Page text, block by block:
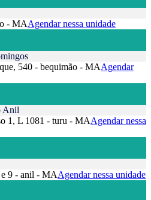
- MAAgendar nessa unidade
540 - bequimão - MAAgendar
Anil
1, L 1081 - turu - MAAgendar nessa
e 9 - anil - MAAgendar nessa unidade